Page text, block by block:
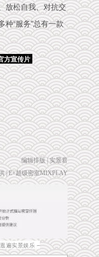
放松自我、对抗交
种“服务”总有一款
方宣传片
编辑排版 | 实景君
| E+超级密室MIXPLAY
遍实景娱乐 –